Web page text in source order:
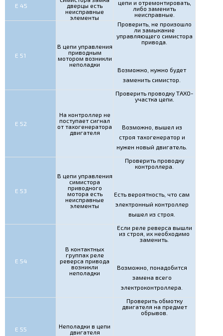
Е 45
дверцы есть
неисправные
элементы
цепи и отремонтировать,
либо заменить
неисправные.
Е 51
В цепи управления
приводным
мотором возникли
неполадки
Проверить, не произошло
ли замыкание
управляющего симистора
привода.
Возможно, нужно будет
заменить симистор.
Е 52
На контроллер не
поступает сигнал
от тахогенератора
двигателя
Проверить проводку ТАХО-
участка цепи.
Возможно, вышел из
строя тахогенератор и
нужен новый двигатель.
Е 53
В цепи управления
симистора
приводного
мотора есть
неисправные
элементы
Проверить проводку
контроллера.
Есть вероятность, что сам
электронный контроллер
вышел из строя.
Е 54
В контактных
группах реле
реверса привода
возникли
неполадки
Если реле реверса вышли
из строя, их необходимо
заменить.
Возможно, понадобится
замена всего
электроконтроллера.
Е 55
Неполадки в цепи
двигателя
Проверить обмотку
двигателя на предмет
обрывов.